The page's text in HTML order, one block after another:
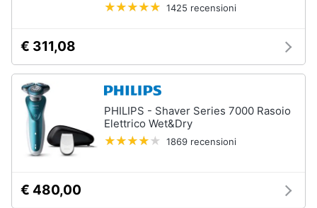
1425 recensioni
€ 311,08
PHILIPS - Shaver Series 7000 Rasoio
Elettrico Wet&Dry
1869 recensioni
€ 480,00